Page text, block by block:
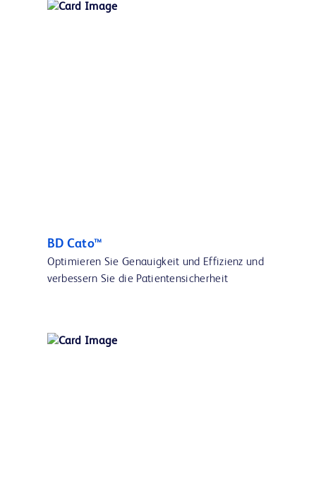
BD Cato™
Optimieren Sie Genauigkeit und Effizienz und
verbessern Sie die Patientensicherheit